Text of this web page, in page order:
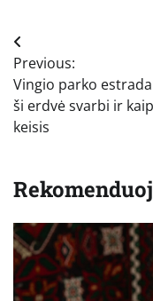
Navigacija
tarp
įrašų
Previous:
Vingio parko
ši erdvė svarbi ir
keisis